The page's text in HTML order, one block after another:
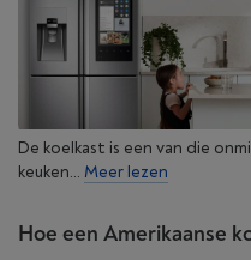
De koelkast is een van die
keuken... Meer lezen
Hoe een Amerikaanse